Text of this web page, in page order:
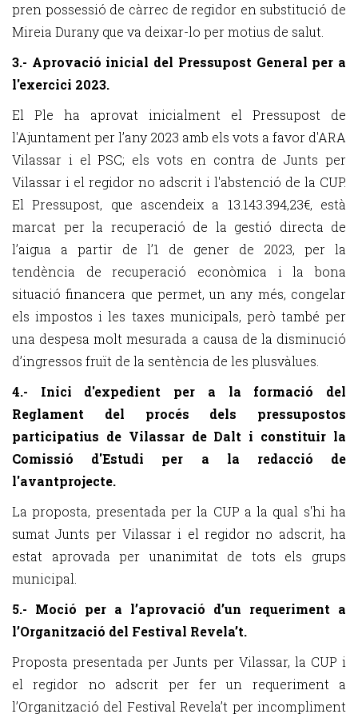
pren possessió de càrrec de regidor en substitució de
Mireia Durany que va deixar-lo per motius de salut.
3.- Aprovació inicial del Pressupost General per a
l'exercici 2023.
El Ple ha aprovat inicialment el Pressupost de
l'Ajuntament per l’any 2023 amb els vots a favor d'ARA
Vilassar i el PSC; els vots en contra de Junts per
Vilassar i el regidor no adscrit i l'abstenció de la CUP.
El Pressupost, que ascendeix a 13.143.394,23€, està
marcat per la recuperació de la gestió directa de
l’aigua a partir de l’1 de gener de 2023, per la
tendència de recuperació econòmica i la bona
situació financera que permet, un any més, congelar
els impostos i les taxes municipals, però també per
una despesa molt mesurada a causa de la disminució
d’ingressos fruït de la sentència de les plusvàlues.
4.- Inici d'expedient per a la formació del
Reglament del procés dels pressupostos
participatius de Vilassar de Dalt i constituir la
Comissió d'Estudi per a la redacció de
l'avantprojecte.
La proposta, presentada per la CUP a la qual s'hi ha
sumat Junts per Vilassar i el regidor no adscrit, ha
estat aprovada per unanimitat de tots els grups
municipal.
5.- Moció per a l’aprovació d’un requeriment a
l’Organització del Festival Revela’t.
Proposta presentada per Junts per Vilassar, la CUP i
el regidor no adscrit per fer un requeriment a
l’Organització del Festival Revela’t per incompliment